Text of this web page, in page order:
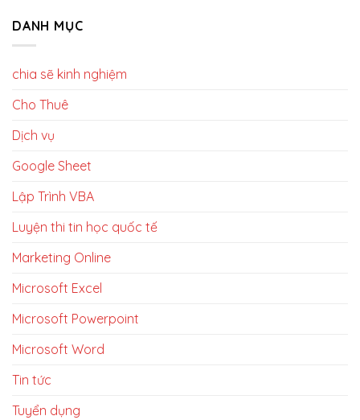
DANH MỤC
chia sẽ kinh nghiệm
Cho Thuê
Dịch vụ
Google Sheet
Lập Trình VBA
Luyện thi tin học quốc tế
Marketing Online
Microsoft Excel
Microsoft Powerpoint
Microsoft Word
Tin tức
Tuyển dụng